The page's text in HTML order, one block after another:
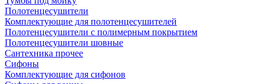
Полотенцесушители
Комплектующие для полотенцесушителей
Полотенцесушители с полимерным покрытием
Полотенцесушители шовные
Сантехника прочее
Сифоны
Комплектующие для сифонов